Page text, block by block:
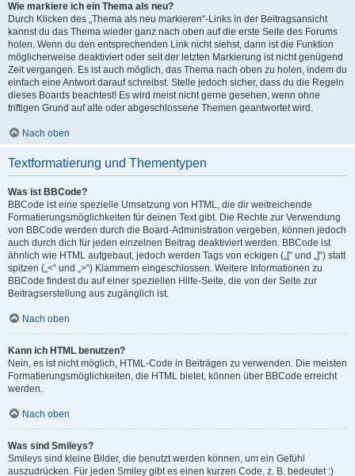
Wie markiere ich ein Thema als neu?
Durch Klicken des „Thema als neu markieren“-Links in der Beitragsansicht
kannst du das Thema wieder ganz nach oben auf die erste Seite des Forums
holen. Wenn du den entsprechenden Link nicht siehst, dann ist die Funktion
möglicherweise deaktiviert oder seit der letzten Markierung ist nicht genügend
Zeit vergangen. Es ist auch möglich, das Thema nach oben zu holen, indem du
einfach eine Antwort darauf schreibst. Stelle jedoch sicher, dass du die Regeln
dieses Boards beachtest! Es wird meist nicht gerne gesehen, wenn ohne
triftigen Grund auf alte oder abgeschlossene Themen geantwortet wird.
Nach oben
Textformatierung und Thementypen
Was ist BBCode?
BBCode ist eine spezielle Umsetzung von HTML, die dir weitreichende
Formatierungsmöglichkeiten für deinen Text gibt. Die Rechte zur Verwendung
von BBCode werden durch die Board-Administration vergeben, können jedoch
auch durch dich für jeden einzelnen Beitrag deaktiviert werden. BBCode ist
ähnlich wie HTML aufgebaut, jedoch werden Tags von eckigen („[“ und „]“) statt
spitzen („<“ und „>“) Klammern eingeschlossen. Weitere Informationen zu
BBCode findest du auf einer speziellen Hilfe-Seite, die von der Seite zur
Beitragserstellung aus zugänglich ist.
Nach oben
Kann ich HTML benutzen?
Nein, es ist nicht möglich, HTML-Code in Beiträgen zu verwenden. Die meisten
Formatierungsmöglichkeiten, die HTML bietet, können über BBCode erreicht
werden.
Nach oben
Was sind Smileys?
Smileys sind kleine Bilder, die benutzt werden können, um ein Gefühl
auszudrücken. Für jeden Smiley gibt es einen kurzen Code, z. B. bedeutet :)